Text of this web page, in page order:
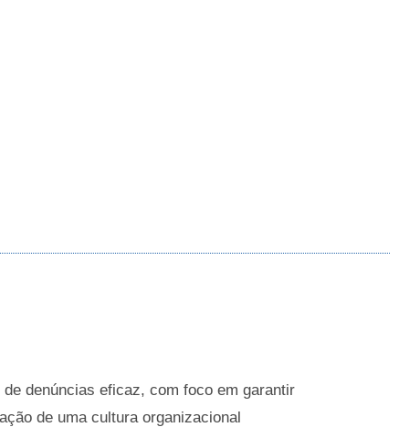
denúncias eficaz, com foco em garantir
de uma cultura organizacional